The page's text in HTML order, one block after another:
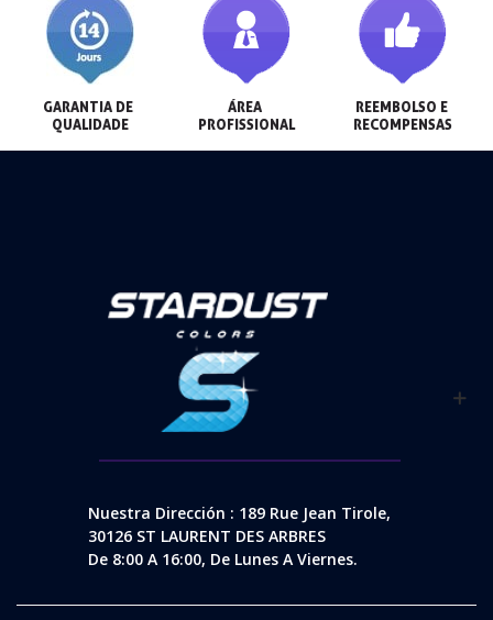
GARANTIA DE
QUALIDADE
ÁREA
PROFISSIONAL
REEMBOLSO E
RECOMPENSAS
Nuestra Dirección : 189 Rue Jean Tirole,
30126 ST LAURENT DES ARBRES
De 8:00 A 16:00, De Lunes A Viernes.